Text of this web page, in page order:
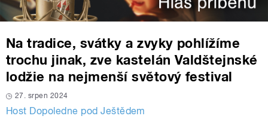
Na tradice, svátky a zvyky pohlížíme
trochu jinak, zve kastelán Valdštejnské
lodžie na nejmenší světový festival
27. srpen 2024
Host Dopoledne pod Ještědem